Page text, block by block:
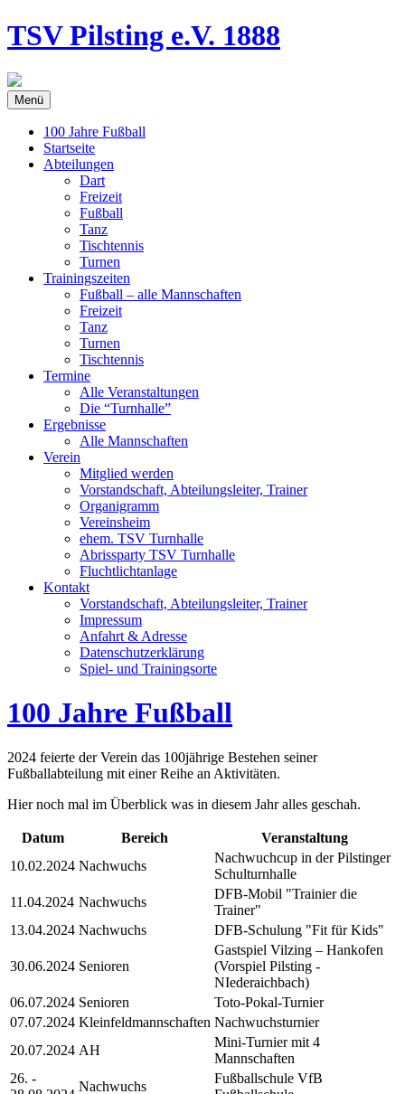
TSV Pilsting e.V. 1888
Menü
100 Jahre Fußball
Startseite
Abteilungen
Dart
Freizeit
Fußball
Tanz
Tischtennis
Turnen
Trainingszeiten
Fußball – alle Mannschaften
Freizeit
Tanz
Turnen
Tischtennis
Termine
Alle Veranstaltungen
Die “Turnhalle”
Ergebnisse
Alle Mannschaften
Verein
Mitglied werden
Vorstandschaft, Abteilungsleiter, Trainer
Organigramm
Vereinsheim
ehem. TSV Turnhalle
Abrissparty TSV Turnhalle
Fluchtlichtanlage
Kontakt
Vorstandschaft, Abteilungsleiter, Trainer
Impressum
Anfahrt & Adresse
Datenschutzerklärung
Spiel- und Trainingsorte
100 Jahre Fußball
2024 feierte der Verein das 100jährige Bestehen seiner
Fußballabteilung mit einer Reihe an Aktivitäten.
Hier noch mal im Überblick was in diesem Jahr alles geschah.
Datum Bereich
Veranstaltung
10.02.2024 Nachwuchs
Nachwuchcup in der Pilstinger
Schulturnhalle
11.04.2024 Nachwuchs
DFB-Mobil "Trainier die
Trainer"
13.04.2024 Nachwuchs DFB-Schulung "Fit für Kids"
30.06.2024 Senioren
Gastspiel Vilzing – Hankofen
(Vorspiel Pilsting -
NIederaichbach)
06.07.2024 Senioren
Toto-Pokal-Turnier
07.07.2024 Kleinfeldmannschaften Nachwuchsturnier
20.07.2024 AH
Mini-Turnier mit 4
Mannschaften
26. -
Nachwuchs
Fußballschule VfB